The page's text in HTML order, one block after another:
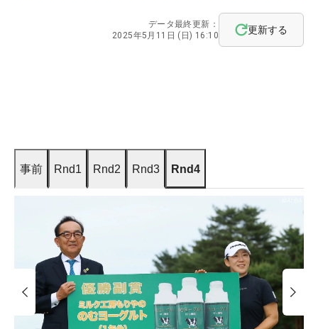
データ最終更新：
2025年5月11日 (日) 16:10
更新する
事前 Rnd1 Rnd2 Rnd3 Rnd4